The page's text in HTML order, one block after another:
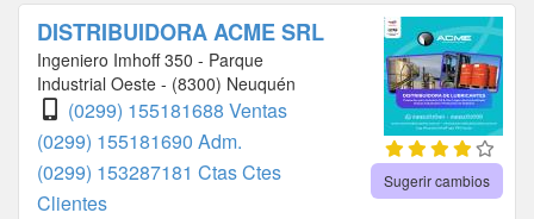
DISTRIBUIDORA ACME SRL
Ingeniero Imhoff 350 - Parque
Industrial Oeste - (8300) Neuquén
(0299) 155181688 Ventas
(0299) 155181690 Adm.
(0299) 153287181 Ctas Ctes
Clientes
Sugerir cambios